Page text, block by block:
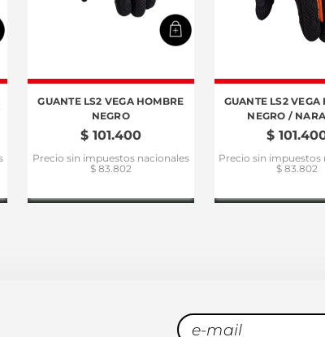
GUANTE LS2 VEGA HOMBRE
NEGRO
$ 101.400
Precio sin impuestos nacionales
$ 83.802
GUANTE LS2 VEGA
NEGRO /
$ 101.
Precio sin impuestos
$ 83.802